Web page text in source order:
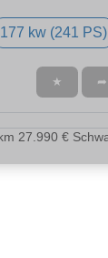
177 kw (241 PS)
★ ➦